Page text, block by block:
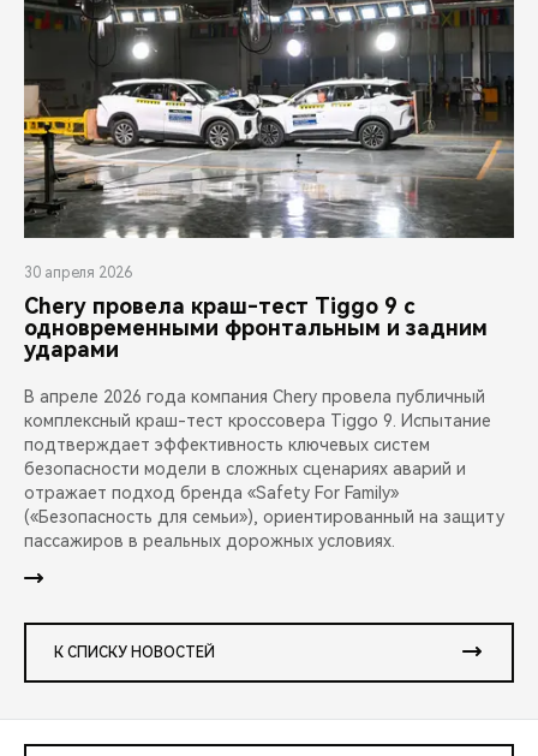
30 апреля 2026
Chery провела краш-тест Tiggo 9 с
одновременными фронтальным и задним
ударами
В апреле 2026 года компания Chery провела публичный
комплексный краш-тест кроссовера Tiggo 9. Испытание
подтверждает эффективность ключевых систем
безопасности модели в сложных сценариях аварий и
отражает подход бренда «Safety For Family»
(«Безопасность для семьи»), ориентированный на защиту
пассажиров в реальных дорожных условиях.
К СПИСКУ НОВОСТЕЙ